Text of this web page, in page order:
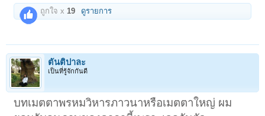
ถูกใจ x19 ดูรายการ
ตันติปาละ
เป็นที่รู้จักกันดี
บทเมตตาพรหมวิหารภาวนาหรือเมตตาใหญ่ ผม